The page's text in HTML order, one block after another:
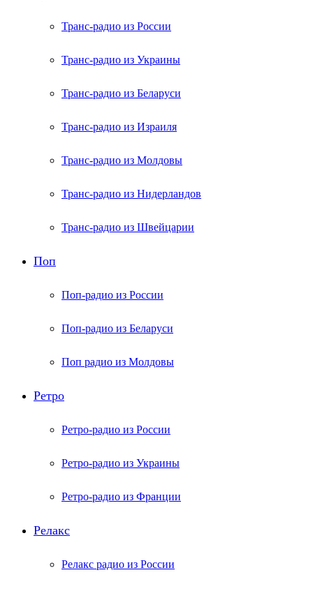
Транс-радио из России
Транс-радио из Украины
Транс-радио из Беларуси
Транс-радио из Израиля
Транс-радио из Молдовы
Транс-радио из Нидерландов
Транс-радио из Швейцарии
Поп
Поп-радио из России
Поп-радио из Беларуси
Поп радио из Молдовы
Ретро
Ретро-радио из России
Ретро-радио из Украины
Ретро-радио из Франции
Релакс
Релакс радио из России